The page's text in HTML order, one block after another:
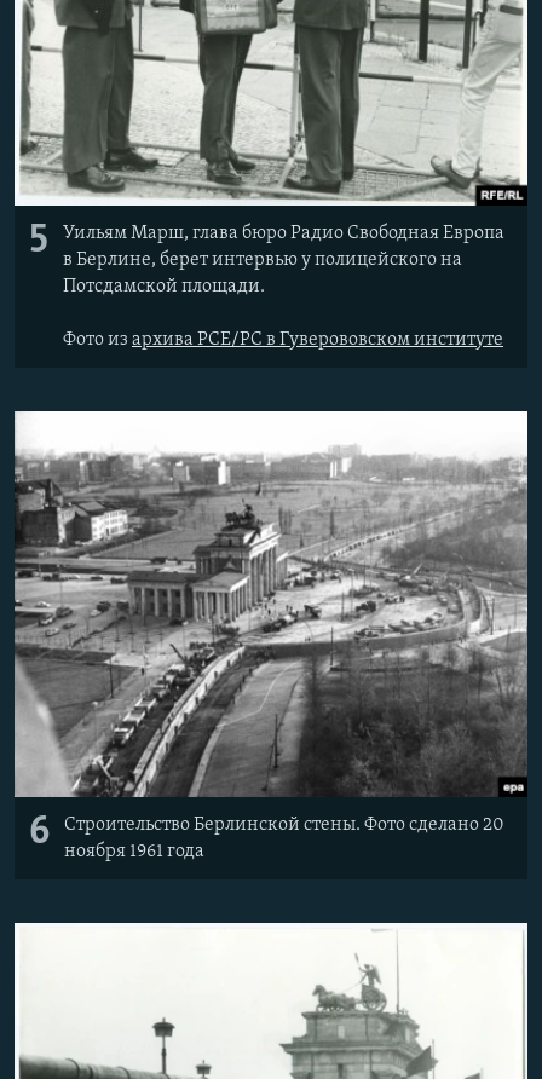
5
Уильям Марш, глава бюро Радио Свободная Европа
в Берлине, берет интервью у полицейского на
Потсдамской площади.
Фото из архива РСЕ/РС в Гуверововском институте
6
Строительство Берлинской стены. Фото сделано 20
ноября 1961 года